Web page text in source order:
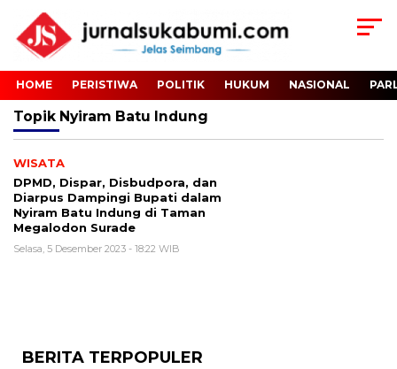
HOME PERISTIWA POLITIK HUKUM NASIONAL
Topik Nyiram Batu Indung
WISATA
DPMD, Dispar, Disbudpora, dan
Diarpus Dampingi Bupati dalam
Nyiram Batu Indung di Taman
Megalodon Surade
Selasa, 5 Desember 2023 - 18:22 WIB
BERITA TERPOPULER